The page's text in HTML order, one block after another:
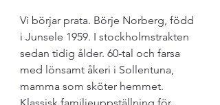
Vi börjar prata. Börje Norberg, född
i Junsele 1959. I stockholmstrakten
sedan tidig ålder. 60-tal och farsa
med lönsamt åkeri i Sollentuna,
mamma som sköter hemmet.